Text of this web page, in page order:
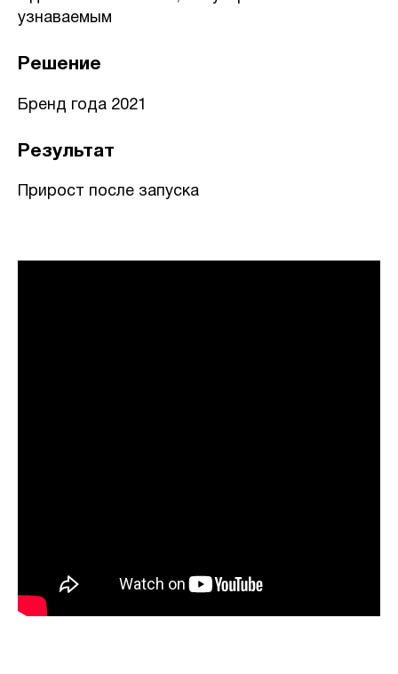
узнаваемым
Решение
Бренд года 2021
Результат
Прирост после запуска